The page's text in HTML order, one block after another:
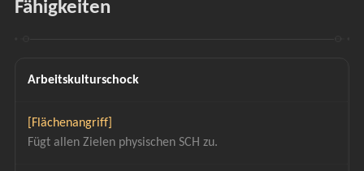
Fähigkeiten
Arbeitskulturschock
[Flächenangriff]
Fügt allen Zielen physischen SCH zu.